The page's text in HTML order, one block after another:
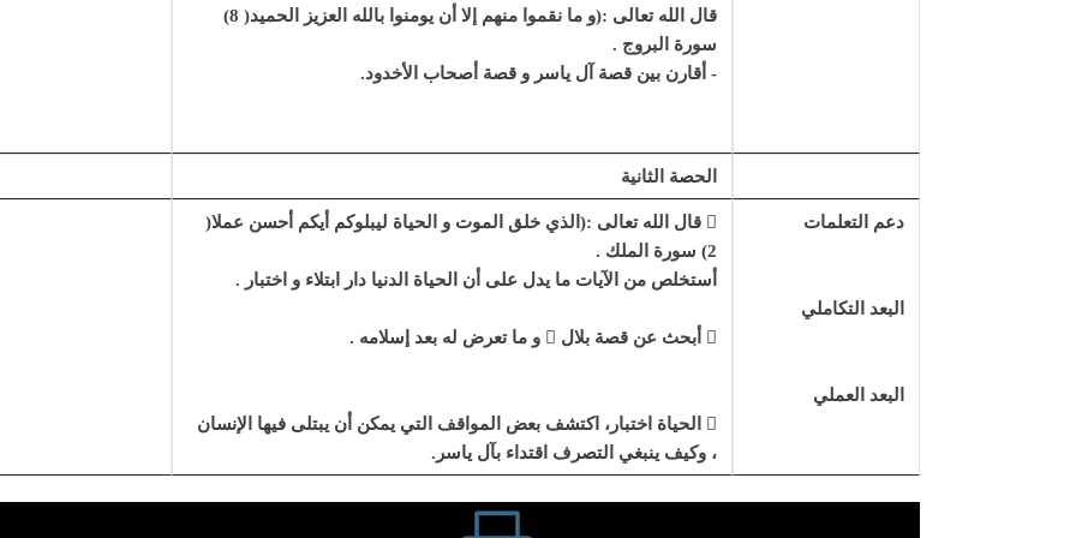
قال الله تعالى :(و ما نقموا منهم إلا أن يومنوا بالله العزيز الحميد( 8)
سورة البروج .
- أقارن بين قصة آل ياسر و قصة أصحاب الأخدود.
الحصة الثانية
دعم التعلمات
البعد التكاملي
البعد العملي
 قال الله تعالى :(الذي خلق الموت و الحياة ليبلوكم أيكم أحسن عملا(
2) سورة الملك .
أستخلص من الآيات ما يدل على أن الحياة الدنيا دار ابتلاء و اختبار .
 أبحث عن قصة بلال  و ما تعرض له بعد إسلامه .
 الحياة اختبار، اكتشف بعض المواقف التي يمكن أن يبتلى فيها الإنسان
، وكيف ينبغي التصرف اقتداء بآل ياسر.